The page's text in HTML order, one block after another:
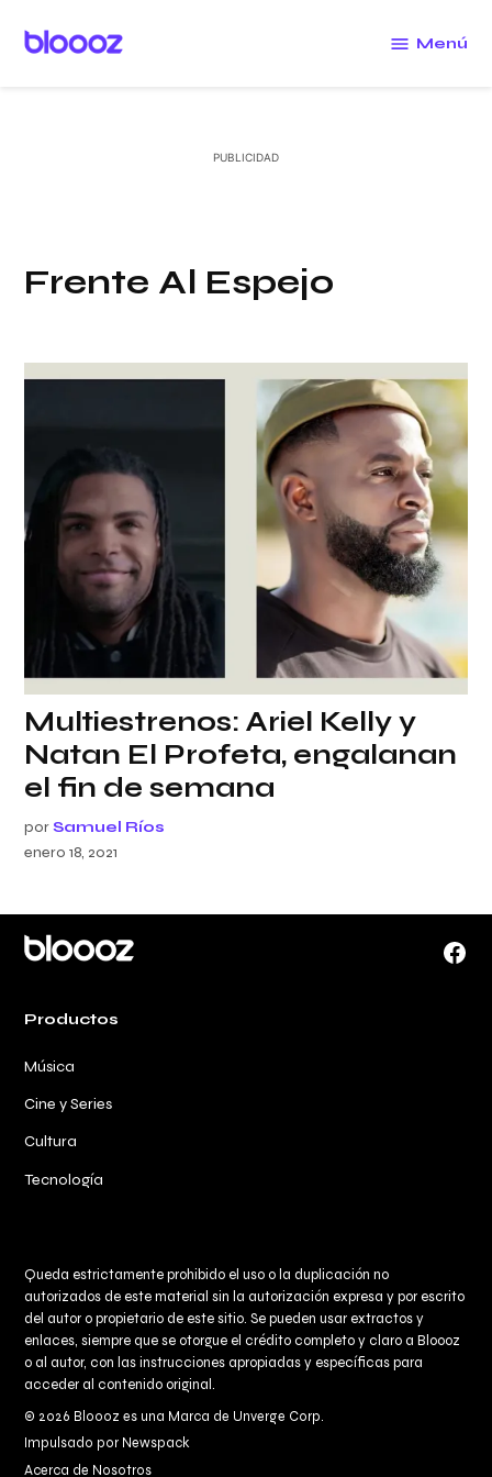
Menú
Frente Al Espejo
Multiestrenos: Ariel Kelly y
Natan El Profeta, engalanan
el fin de semana
por Samuel Ríos
enero 18, 2021
Productos
Música
Cine y Series
Cultura
Tecnología
Queda estrictamente prohibido el uso o la duplicación no
autorizados de este material sin la autorización expresa y por escrito
del autor o propietario de este sitio. Se pueden usar extractos y
enlaces, siempre que se otorgue el crédito completo y claro aBloooz
o al autor, con las instrucciones apropiadas y específicas para
acceder al contenido original.
© 2026 Bloooz es una Marca de Unverge Corp.
Impulsado por Newspack
Acerca de Nosotros